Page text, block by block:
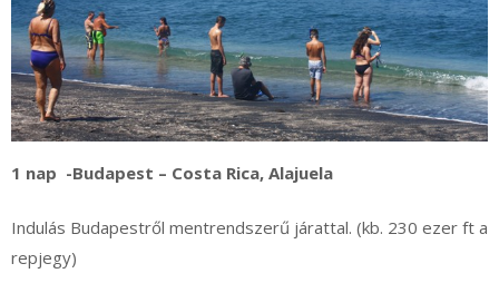
1 nap -Budapest – Costa Rica, Alajuela
Indulás Budapestről mentrendszerű járattal. (kb. 230 ezer ft a
repjegy)